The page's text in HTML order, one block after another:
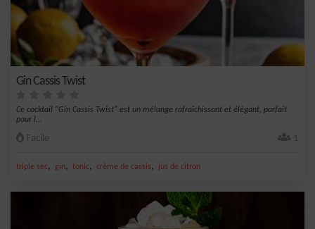
Gin Cassis Twist
Ce cocktail "Gin Cassis Twist" est un mélange rafraîchissant et élégant, parfait
pour l...
Facile 1
triple sec, gin, tonic, crème de cassis, jus de citron